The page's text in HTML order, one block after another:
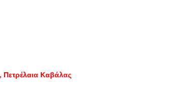
Πετρέλαια Καβάλας